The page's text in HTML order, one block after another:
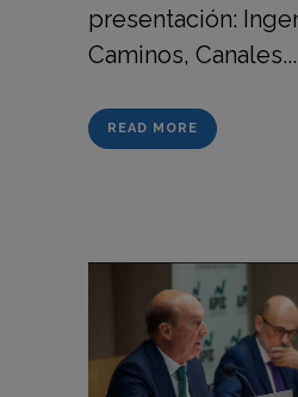
presentación:
Caminos, Canales...
READ MORE